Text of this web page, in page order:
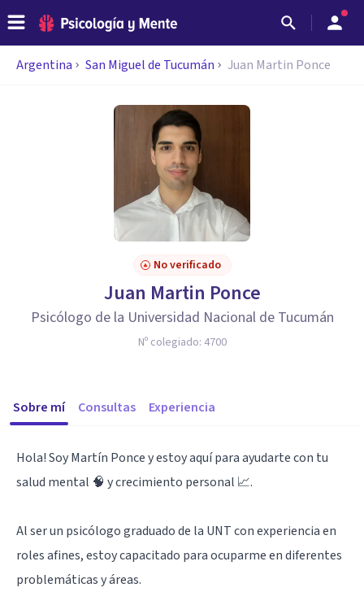
Argentina San Miguel de Tucumán Juan Martin Ponce
No verificado
Juan Martin Ponce
Psicólogo de la Universidad Nacional de Tucumán
Nº colegiado: 4700
Sobre mí Consultas Experiencia
Hola! Soy Martín Ponce y estoy aquí para ayudarte con tu
salud mental 🧠 y crecimiento personal 📈.
Al ser un psicólogo graduado de la UNT con experiencia en
roles afines, estoy capacitado para ocuparme en diferentes
problemáticas y áreas.